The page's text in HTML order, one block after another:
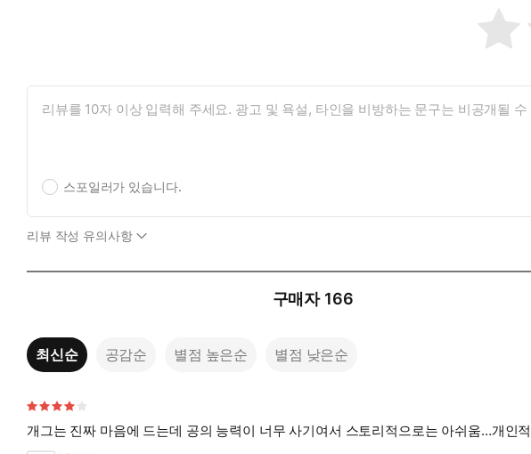
스포일러가 있습니다.
리뷰 작성 유의사항
구매자 166
최신순 공감순 별점 높은순 별점 낮은순
개그는 진짜 마음에 드는데 공의 능력이 너무 사기여서 스토리적으로는 아쉬움…개인